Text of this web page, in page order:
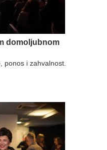
domoljubnom
ponos i zahvalnost.